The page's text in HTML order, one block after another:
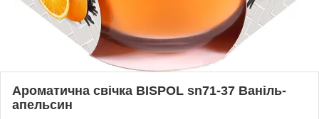
Ароматична свічка BISPOL sn71-37 Ваніль-
апельсин